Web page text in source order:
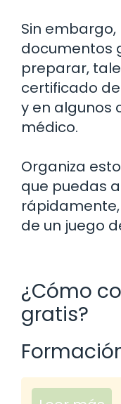
Sin
documentos
preparar,
certificado
y en algunos
médico.
Organiza
que puedas
de un juego
¿Cómo
gratis?